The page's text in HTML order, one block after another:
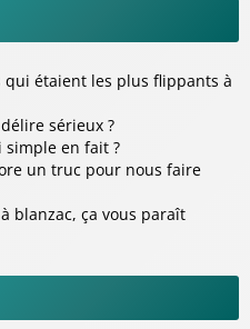
qui étaient les plus flippants à
sérieux ?
simple en fait ?
un truc pour nous faire
blanzac, ça vous paraît